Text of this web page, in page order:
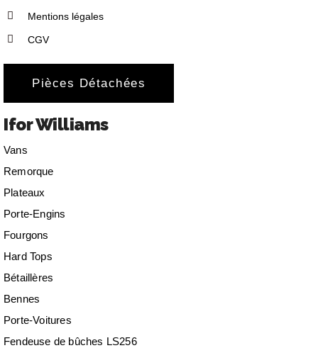
Mentions légales
CGV
Pièces Détachées
Ifor Williams
Vans
Remorque
Plateaux
Porte-Engins
Fourgons
Hard Tops
Bétaillères
Bennes
Porte-Voitures
Fendeuse de bûches LS256